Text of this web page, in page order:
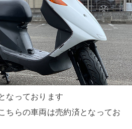
なっております
ちらの車両は売約済となってお